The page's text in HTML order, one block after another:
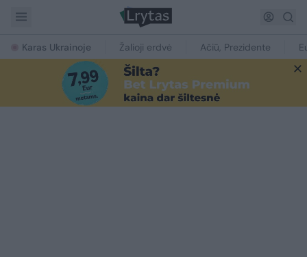
Karas Ukrainoje Žalioji erdvė Ačiū, Prezidente